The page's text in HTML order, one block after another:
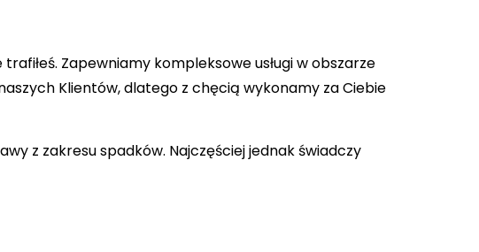
Zapewniamy kompleksowe usługi w obszarze
Klientów, dlatego z chęcią wykonamy za Ciebie
z zakresu spadków. Najczęściej jednak świadczy